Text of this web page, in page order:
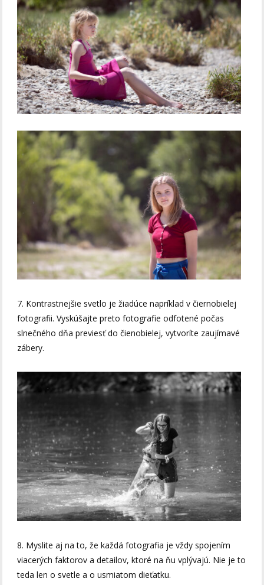
7. Kontrastnejšie svetlo je žiadúce napríklad v čiernobielej
fotografii. Vyskúšajte preto fotografie odfotené počas
slnečného dňa previesť do čienobielej, vytvoríte zaujímavé
zábery.
8. Myslite aj na to, že každá fotografia je vždy spojením
viacerých faktorov a detailov, ktoré na ňu vplývajú. Nie je to
teda len o svetle a o usmiatom dieťatku.